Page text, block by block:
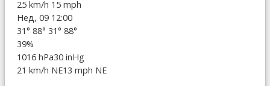
25 km/h 15 mph
Нед, 09 12:00
31° 88° 31° 88°
39%
1016 hPa30 inHg
21 km/h NE13 mph NE